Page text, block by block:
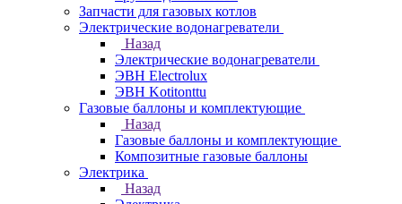
Запчасти для газовых котлов
Электрические водонагреватели
Назад
Электрические водонагреватели
ЭВН Electrolux
ЭВН Kotitonttu
Газовые баллоны и комплектующие
Назад
Газовые баллоны и комплектующие
Композитные газовые баллоны
Электрика
Назад